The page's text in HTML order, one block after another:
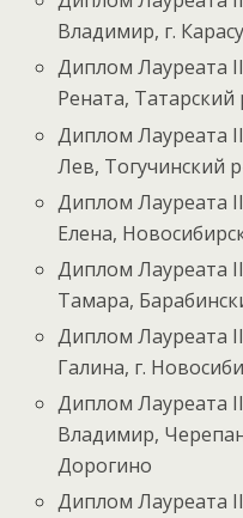
Владимир, г.
Диплом Лауреата
Рената, Татарский
Диплом Лауреата
Лев, Тогучинский
Диплом Лауреата
Елена,
Диплом Лауреата
Тамара,
Диплом Лауреата
Галина, г.
Диплом Лауреата
Владимир,
Дорогино
Диплом Лауреата